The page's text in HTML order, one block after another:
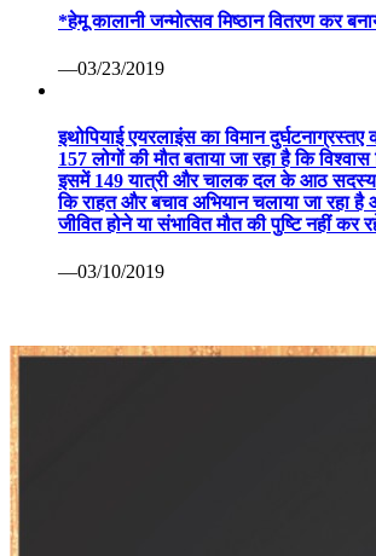
*हेमू कालानी जन्मोत्सव मिष्ठान वितरण कर
—03/23/2019
इथोपियाई एयरलाइंस का विमान
157 लोगों की मौत बताया जा रहा है कि
इसमें 149 यात्री और चालक दल के आठ
कि राहत और बचाव अभियान चलाया जा रहा
जीवित होने या संभावित मौत की पुष्टि नहीं कर
—03/10/2019